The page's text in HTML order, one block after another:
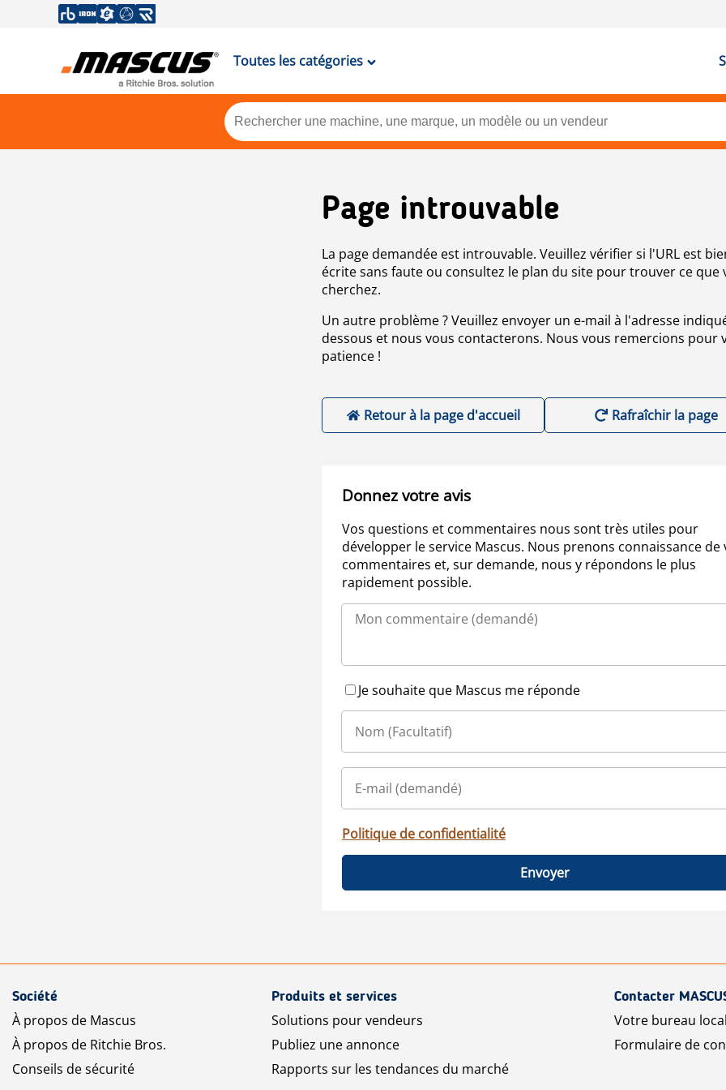
Toutes les catégories
Page introuvable
La page demandée est introuvable. Veuillez vérifier si l'URL est
écrite sans faute ou consultez le plan du site pour trouver ce que
cherchez.
Un autre problème ? Veuillez envoyer un e-mail à l'adresse
dessous et nous vous contacterons. Nous vous remercions pour
patience !
Retour à la page d'accueil Rafraîchir la page
Donnez votre avis
Vos questions et commentaires nous sont très utiles pour
développer le service Mascus. Nous prenons connaissance de
commentaires et, sur demande, nous y répondons le plus
rapidement possible.
Je souhaite que Mascus me réponde
Politique de confidentialité
Envoyer
Société
À propos de Mascus
À propos de Ritchie Bros.
Conseils de sécurité
Produits et services
Solutions pour vendeurs
Publiez une annonce
Rapports sur les tendances du marché
Contacter
Votre bureau
Formulaire de